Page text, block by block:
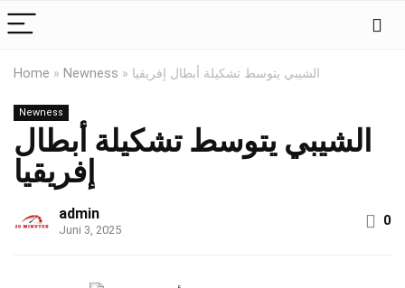
Home » Newness » الشيبي يتوسط تشكيلة أبطال إفريقيا
Newness
الشيبي يتوسط تشكيلة أبطال
إفريقيا
admin
Juni 3, 2025
0